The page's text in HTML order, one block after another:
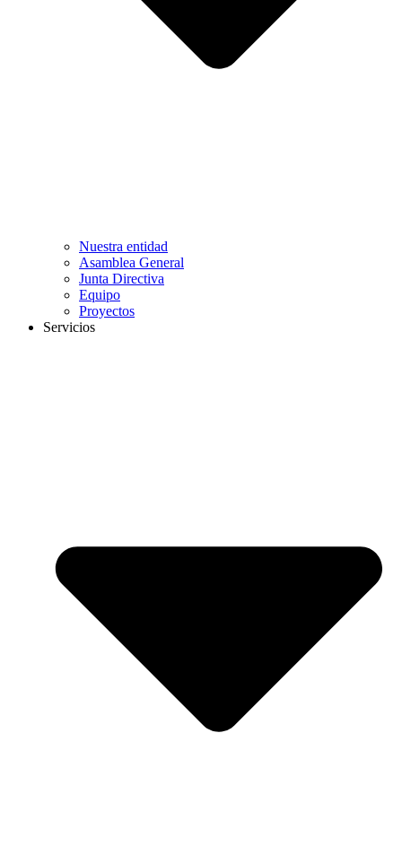
Nuestra entidad
Asamblea General
Junta Directiva
Equipo
Proyectos
Servicios